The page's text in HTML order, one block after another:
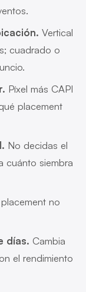
Vertical
cuadrado o
Píxel más CAPI
placement
No decidas el
cuánto siembra
placement no
días. Cambia
el rendimiento